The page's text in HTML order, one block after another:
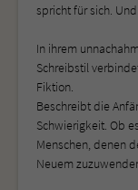
spricht für sich.
In ihrem
Schreibstil
Fiktion.
Beschreibt die
Schwierigkeit. Ob
Menschen, denen
Neuem